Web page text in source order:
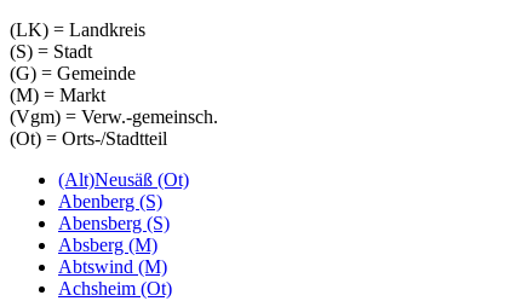
(LK) = Landkreis
(S) = Stadt
(G) = Gemeinde
(M) = Markt
(Vgm) = Verw.-gemeinsch.
(Ot) = Orts-/Stadtteil
(Alt)Neusäß (Ot)
Abenberg (S)
Abensberg (S)
Absberg (M)
Abtswind (M)
Achsheim (Ot)